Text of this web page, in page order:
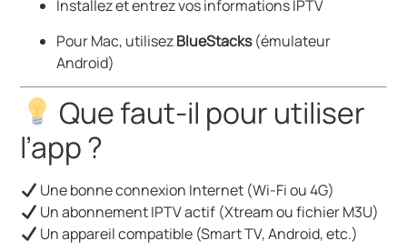
Installez et entrez vos informations IPTV
Pour Mac, utilisezBlueStacks(émulateur
Android)
Que faut-il pour utiliser
l’app ?
Une bonne connexion Internet (Wi-Fi ou 4G)
Un abonnement IPTV actif (Xtream ou fichier M3U)
Un appareil compatible (Smart TV, Android, etc.)